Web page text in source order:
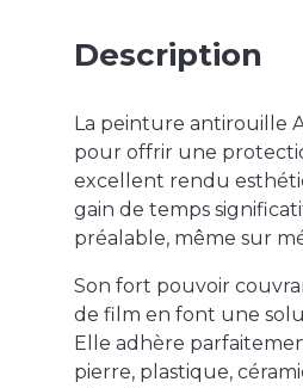
Description
La peinture antirouille
pour offrir une
excellent rendu
gain de temps
préalable, même sur
Son fort pouvoir
de film en font une
Elle adhère
pierre, plastique,